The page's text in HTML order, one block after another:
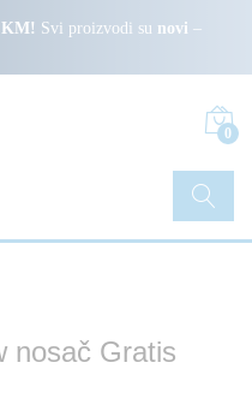
KM! Svi proizvodi su novi –
0
Pretraži
nosač Gratis